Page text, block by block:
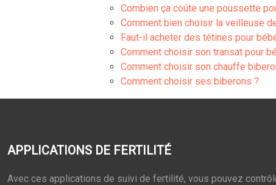
Combien ça coûte une poussette
Comment bien choisir la veilleuse
Faut-il acheter des tétines pour
Comment choisir son transat pour
Comment choisir son chauffe
Comment choisir ses biberons ?
APPLICATIONS DE FERTILITÉ
Avec ces applications de suivi de fertilité, vous pouvez